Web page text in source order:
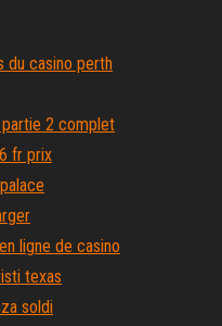
du casino perth
2 complet
fr prix
ligne de casino
texas
soldi